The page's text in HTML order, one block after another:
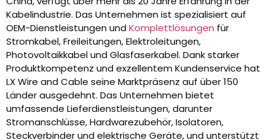
Kabelindustrie. Das Unternehmen ist spezialisiert auf
OEM-Dienstleistungen und Komplettlösungen für
Stromkabel, Freileitungen, Elektroleitungen,
Photovoltaikkabel und Glasfaserkabel. Dank starker
Produktkompetenz und exzellentem Kundenservice hat
LX Wire and Cable seine Marktpräsenz auf über 150
Länder ausgedehnt. Das Unternehmen bietet
umfassende Lieferdienstleistungen, darunter
Stromanschlüsse, Hardwarezubehör, Isolatoren,
Steckverbinder und elektrische Geräte, und unterstützt